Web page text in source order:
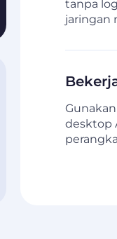
tanpa
jaringan
desktop